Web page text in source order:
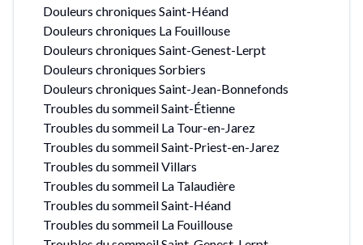
Douleurs chroniques Saint-Héand
Douleurs chroniques La Fouillouse
Douleurs chroniques Saint-Genest-Lerpt
Douleurs chroniques Sorbiers
Douleurs chroniques Saint-Jean-Bonnefonds
Troubles du sommeil Saint-Étienne
Troubles du sommeil La Tour-en-Jarez
Troubles du sommeil Saint-Priest-en-Jarez
Troubles du sommeil Villars
Troubles du sommeil La Talaudière
Troubles du sommeil Saint-Héand
Troubles du sommeil La Fouillouse